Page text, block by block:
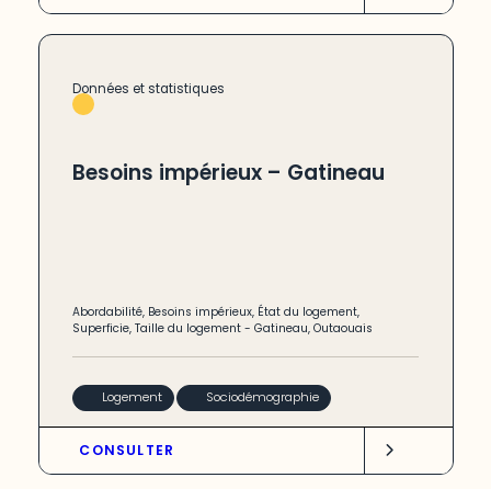
Données et statistiques
Besoins impérieux – Gatineau
Abordabilité, Besoins impérieux, État du logement,
Superficie,Taille du logement -Gatineau,Outaouais
Logement Sociodémographie
CONSULTER